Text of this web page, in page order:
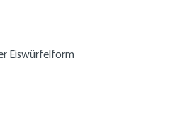
Eiswürfelform